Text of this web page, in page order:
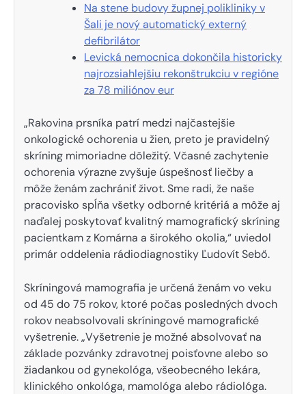
Na stene budovy župnej polikliniky v
Šali je nový automatický externý
defibrilátor
Levická nemocnica dokončila historicky
najrozsiahlejšiu rekonštrukciu v regióne
za 78 miliónov eur
„Rakovina prsníka patrí medzi najčastejšie
onkologické ochorenia u žien, preto je pravidelný
skríning mimoriadne dôležitý. Včasné zachytenie
ochorenia výrazne zvyšuje úspešnosť liečby a
môže ženám zachrániť život. Sme radi, že naše
pracovisko spĺňa všetky odborné kritériá a môže aj
naďalej poskytovať kvalitný mamografický skríning
pacientkam z Komárna a širokého okolia,“ uviedol
primár oddelenia rádiodiagnostiky Ľudovít Sebő.
Skríningová mamografia je určená ženám vo veku
od 45 do 75 rokov, ktoré počas posledných dvoch
rokov neabsolvovali skríningové mamografické
vyšetrenie. „Vyšetrenie je možné absolvovať na
základe pozvánky zdravotnej poisťovne alebo so
žiadankou od gynekológa, všeobecného lekára,
klinického onkológa, mamológa alebo rádiológa.